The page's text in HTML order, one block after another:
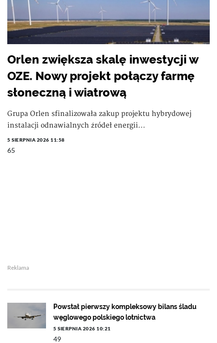
Orlen zwiększa skalę inwestycji w
OZE. Nowy projekt połączy farmę
słoneczną i wiatrową
Grupa Orlen sfinalizowała zakup projektu hybrydowej
instalacji odnawialnych źródeł energii...
5 SIERPNIA 2026 11:58
65
Reklama
Powstał pierwszy kompleksowy bilans śladu
węglowego polskiego lotnictwa
5 SIERPNIA 2026 10:21
49